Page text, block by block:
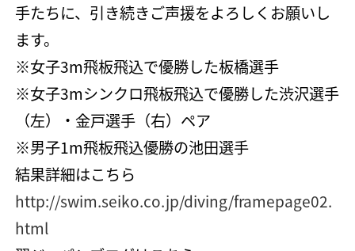
手たちに、引き続きご声援をよろしくお願いし
ます。
※女子3m飛板飛込で優勝した板橋選手
※女子3mシンクロ飛板飛込で優勝した渋沢選手
（左）・金戸選手（右）ペア
※男子1m飛板飛込優勝の池田選手
結果詳細はこちら
http://swim.seiko.co.jp/diving/framepage02.
html